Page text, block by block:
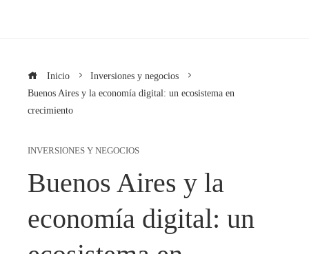
Inicio
Inversiones y negocios
Buenos Aires y la economía digital: un ecosistema en
crecimiento
INVERSIONES Y NEGOCIOS
Buenos Aires y la
economía digital: un